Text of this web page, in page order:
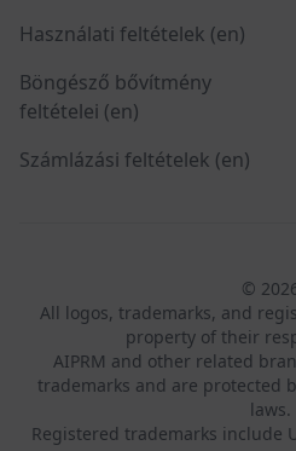
Használati feltételek (en)
Böngésző bővítmény
feltételei (en)
Számlázási feltételek (en)
©
All logos, trademarks, and
property of their
AIPRM and other related
trademarks and are protected
laws.
Registered trademarks include